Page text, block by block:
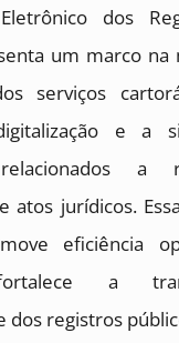
dos
um marco na
serviços
e a
a
atos jurídicos.
eficiência
a
dos registros